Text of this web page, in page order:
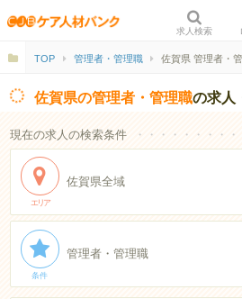
求人検索
TOP 管理者・管理職 佐賀県 管理者・
佐賀県の管理者・管理職の求人
現在の求人の検索条件 ・・・・・・・・
エリア
佐賀県全域
条件
管理者・管理職